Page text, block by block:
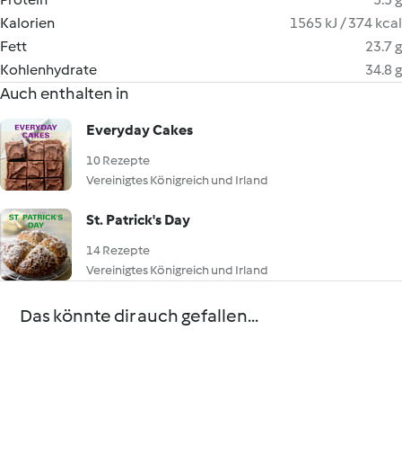
Kalorien
1565 kJ / 374 kcal
Fett
23.7 g
Kohlenhydrate
34.8 g
Auch enthalten in
Everyday Cakes
10 Rezepte
Vereinigtes Königreich und Irland
St. Patrick's Day
14 Rezepte
Vereinigtes Königreich und Irland
Das könnte dir auch gefallen...